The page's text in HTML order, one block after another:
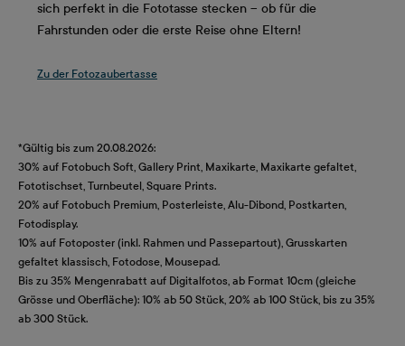
sich perfekt in die Fototasse stecken – ob für die
Fahrstunden oder die erste Reise ohne Eltern!
Zu der Fotozaubertasse
*Gültig bis zum 20.08.2026:
30% auf Fotobuch Soft, Gallery Print, Maxikarte, Maxikarte gefaltet,
Fototischset, Turnbeutel, Square Prints.
20% auf Fotobuch Premium, Posterleiste, Alu-Dibond, Postkarten,
Fotodisplay.
10% auf Fotoposter (inkl. Rahmen und Passepartout), Grusskarten
gefaltet klassisch, Fotodose, Mousepad.
Bis zu 35% Mengenrabatt auf Digitalfotos, ab Format 10cm (gleiche
Grösse und Oberfläche): 10% ab 50 Stück, 20% ab 100 Stück, bis zu 35%
ab 300 Stück.